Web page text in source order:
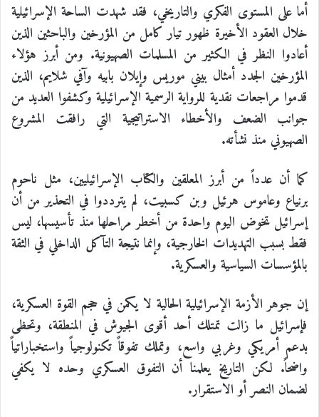
أما على المستوى الفكري والتاريخي، فقد شهدت الساحة الإسرائيلية
خلال العقود الأخيرة ظهور تيار كامل من المؤرخين والباحثين الذين
أعادوا النظر في الكثير من المسلمات الصهيونية. ومن أبرز هؤلاء
المؤرخين الجدد أمثال بيني موريس وإيلان بابيه وآفي شلايم، الذين
قدموا مراجعات نقدية للرواية الرسمية الإسرائيلية وكشفوا العديد من
جوانب الضعف والأخطاء الاستراتيجية التي رافقت المشروع
الصهيوني منذ نشأته.
كما أن عدداً من أبرز المعلقين والكتاب الإسرائيليين، مثل ناحوم
برنياع وعاموس هرئيل وبن كسبيت، لم يترددوا في التحذير من أن
إسرائيل تخوض اليوم واحدة من أخطر مراحلها منذ تأسيسها، ليس
فقط بسبب التهديدات الخارجية، وإنما نتيجة التآكل الداخلي في الثقة
بالمؤسسات السياسية والعسكرية.
إن جوهر الأزمة الإسرائيلية الحالية لا يكمن في حجم القوة العسكرية،
فإسرائيل ما زالت تمتلك أحد أقوى الجيوش في المنطقة، وتحظى
بدعم أمريكي وغربي واسع، وتملك تفوقاً تكنولوجياً واستخباراتياً
واضحاً. لكن التاريخ يعلمنا أن التفوق العسكري وحده لا يكفي
لضمان النصر أو الاستقرار.